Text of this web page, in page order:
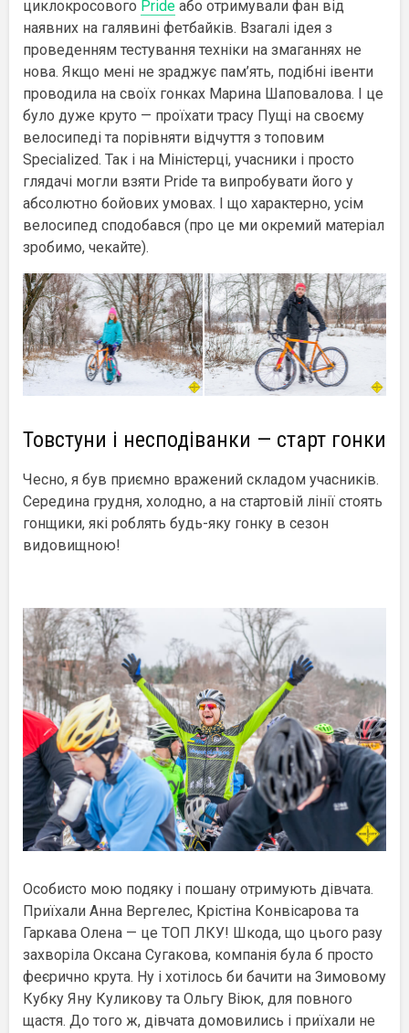
циклокросового Pride або отримували фан від
наявних на галявині фетбайків. Взагалі ідея з
проведенням тестування техніки на змаганнях не
нова. Якщо мені не зраджує пам’ять, подібні івенти
проводила на своїх гонках Марина Шаповалова. І це
було дуже круто — проїхати трасу Пущі на своєму
велосипеді та порівняти відчуття з топовим
Specialized. Так і на Міністерці, учасники і просто
глядачі могли взяти Pride та випробувати його у
абсолютно бойових умовах. І що характерно, усім
велосипед сподобався (про це ми окремий матеріал
зробимо, чекайте).
Товстуни і несподіванки — старт гонки
Чесно, я був приємно вражений складом учасників.
Середина грудня, холодно, а на стартовій лінії стоять
гонщики, які роблять будь-яку гонку в сезон
видовищною!
Особисто мою подяку і пошану отримують дівчата.
Приїхали Анна Вергелес, Крістіна Конвісарова та
Гаркава Олена — це ТОП ЛКУ! Шкода, що цього разу
захворіла Оксана Сугакова, компанія була б просто
феєрично крута. Ну і хотілось би бачити на Зимовому
Кубку Яну Куликову та Ольгу Віюк, для повного
щастя. До того ж, дівчата домовились і приїхали не